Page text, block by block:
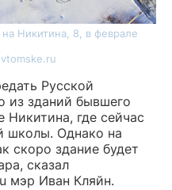
Никитина, 8, в феврале
Русской
из зданий бывшего
Никитина, где сейчас
школы. Однако на
скоро здание будет
сказал
мэр Иван Кляйн.